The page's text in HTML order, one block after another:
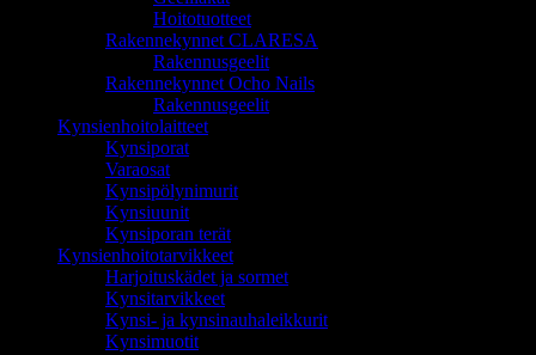
Hoitotuotteet
Rakennekynnet CLARESA
Rakennusgeelit
Rakennekynnet Ocho Nails
Rakennusgeelit
Kynsienhoitolaitteet
Kynsiporat
Varaosat
Kynsipölynimurit
Kynsiuunit
Kynsiporan terät
Kynsienhoitotarvikkeet
Harjoituskädet ja sormet
Kynsitarvikkeet
Kynsi- ja kynsinauhaleikkurit
Kynsimuotit